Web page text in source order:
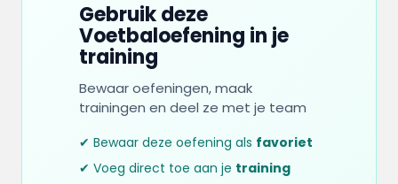
Gebruik deze
Voetbaloefening in je
training
Bewaar oefeningen, maak
trainingen en deel ze met je team
✔ Bewaar deze oefening als favoriet
✔ Voeg direct toe aan je training